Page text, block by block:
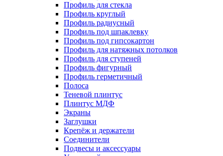
Профиль для стекла
Профиль круглый
Профиль радиусный
Профиль под шпаклевку
Профиль под гипсокартон
Профиль для натяжных потолков
Профиль для ступеней
Профиль фигурный
Профиль герметичный
Полоса
Теневой плинтус
Плинтус МДФ
Экраны
Заглушки
Крепёж и держатели
Соединители
Подвесы и аксессуары